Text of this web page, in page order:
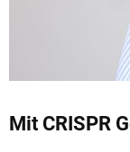
Mit CRISPR